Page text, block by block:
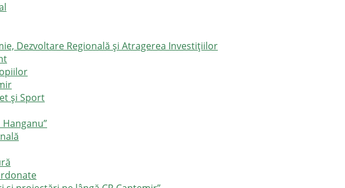
Dezvoltare Regională și Atragerea Investițiilor
și Sport